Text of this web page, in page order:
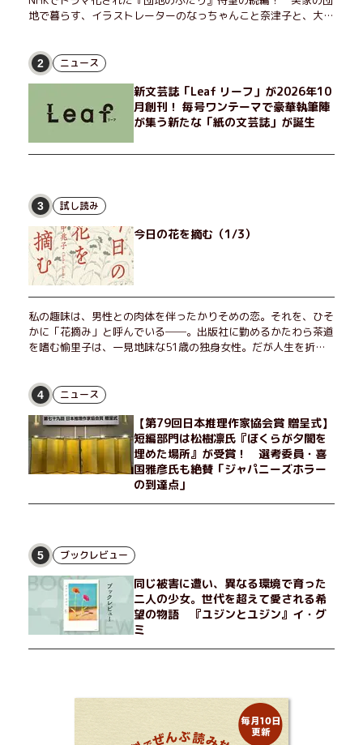
地で暮らす、イラストレーターのなっちゃんこと奈津子と、大学
げたり、部屋でふたりだけの「台湾映画祭」を催したり。50代
独身、幼なじみの変わらぬ友情とささやかな幸せの日々を描く。
2 ニュース
新文芸誌「Leaf リーフ」が2026年10
月創刊！ 毎号ワンテーマで豪華執筆陣
が集う新たな「紙の文芸誌」が誕生
3 試し読み
今日の花を摘む（1/3）
私の趣味は、男性との肉体を伴ったかりそめの恋。それを、ひそ
かに「花摘み」と呼んでいる──。出版社に勤めるかたわら茶道
を嗜む愉里子は、一見地味な51歳の独身女性。だが人生を折り
せる男が現れた。茶の湯の粋人、70歳の万江島だ。だが彼に
は、ある秘密があった……。自分の心と身体を偽らない女たちの
姿と、その連帯を描く。赤裸々にして切実な、セクシュアリティ
をめぐる物語。
4 ニュース
【第79回日本推理作家協会賞 贈呈式】
短編部門は松樹凛氏『ぼくらが夕闇を
埋めた場所』が受賞！ 選考委員・喜
国雅彦氏も絶賛「ジャパニーズホラー
の到達点」
5 ブックレビュー
同じ被害に遭い、異なる環境で育った
二人の少女。世代を超えて愛される希
望の物語 『ユジンとユジン』イ・グ
ミ